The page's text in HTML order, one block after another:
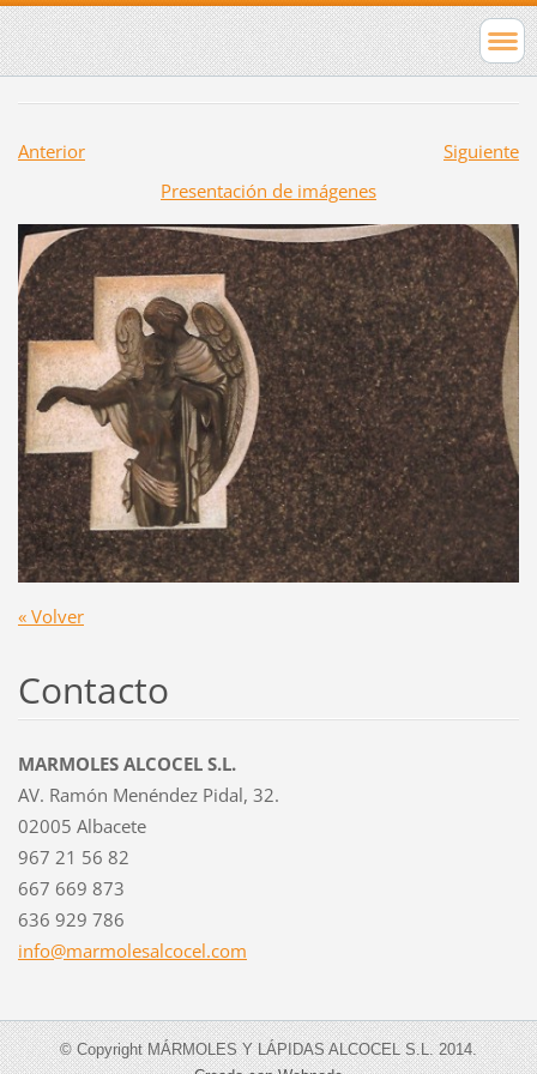
Anterior
Siguiente
Presentación de imágenes
« Volver
Contacto
MARMOLES ALCOCEL S.L.
AV. Ramón Menéndez Pidal, 32.
02005 Albacete
967 21 56 82
667 669 873
636 929 786
info@marmolesalcocel.com
© Copyright MÁRMOLES Y LÁPIDAS ALCOCEL S.L. 2014.